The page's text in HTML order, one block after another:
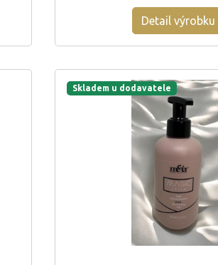
Detail výrobku
Skladem u dodavatele